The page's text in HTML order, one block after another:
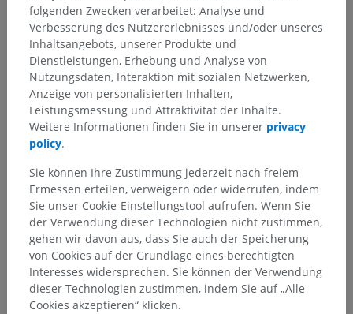
Anatomische Hierarchie
Anatomie des Menschen 2
Menschlicher Körper> Muskuloskelettale Systeme
Muskelsystem>
Muskelsystem der unteren Gliedmaße
Sehnenscheiden der unteren Gliedmaße
Schienbeinseitige Sehnenscheiden der Fußwurzel
Darunterliegende Strukturen:
Sehnenscheide des langen Zehenbeugers
Sehnenscheide des hinteren Schienbeinmuskels
Sehnenscheide des langen Großzehenbeugers
folgenden Zwecken verarbeitet: Analyse und
Verbesserung des Nutzererlebnisses und/oder unseres
Inhaltsangebots, unserer Produkte und
Dienstleistungen, Erhebung und Analyse von
Nutzungsdaten, Interaktion mit sozialen Netzwerken,
Anzeige von personalisierten Inhalten,
Leistungsmessung und Attraktivität der Inhalte.
Weitere Informationen finden Sie in unserer privacy
policy.
Sie können Ihre Zustimmung jederzeit nach freiem
Ermessen erteilen, verweigern oder widerrufen, indem
Sie unser Cookie-Einstellungstool aufrufen. Wenn Sie
der Verwendung dieser Technologien nicht zustimmen,
gehen wir davon aus, dass Sie auch der Speicherung
von Cookies auf der Grundlage eines berechtigten
Interesses widersprechen. Sie können der Verwendung
dieser Technologien zustimmen, indem Sie auf „Alle
Cookies akzeptieren“ klicken.